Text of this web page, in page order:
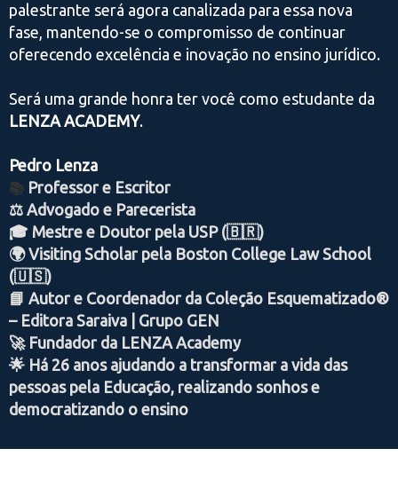
palestrante será agora canalizada para essa nova
fase, mantendo-se o compromisso de continuar
oferecendo excelência e inovação no ensino jurídico.
Será uma grande honra ter você como estudante da
LENZA ACADEMY.
Pedro Lenza
📚 Professor e Escritor
⚖️ Advogado e Parecerista
🎓 Mestre e Doutor pela USP (🇧🇷)
🌍 Visiting Scholar pela Boston College Law School
(🇺🇸)
📘 Autor e Coordenador da Coleção Esquematizado®
– Editora Saraiva | Grupo GEN
🚀 Fundador da LENZA Academy
🌟 Há 26 anos ajudando a transformar a vida das
pessoas pela Educação, realizando sonhos e
democratizando o ensino